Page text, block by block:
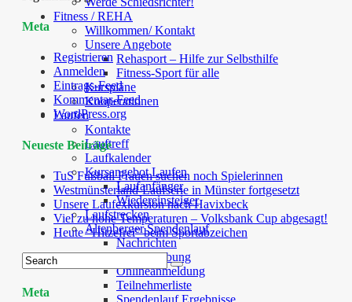
Fitness / REHA
Willkommen/ Kontakt
Unsere Angebote
Rehasport – Hilfe zur Selbsthilfe
Fitness-Sport für alle
Kurspläne
Kooperationen
Laufen
Kontakte
Lauftreff
Laufkalender
Kursangebot Laufen
Laufanfänger
Wiedereinsteiger
Laufstrecken
Altenberger Spendenlauf
Nachrichten
Ausschreibung
Onlineanmeldung
Teilnehmerliste
Spendenlauf Ergebnisse
Meta
Registrieren
Anmelden
Eintrags-Feed
Kommentar-Feed
WordPress.org
Neueste Beiträge
TuS Fußball Frauen suchen noch Spielerinnen
Westmünsterland-Laufserie in Münster fortgesetzt
Unsere Laufexkursion nach Havixbeck
Viel zu hohe Temperaturen – Volksbank Cup abgesagt!
Heute “Hitzefrei” beim Sportabzeichen
Meta